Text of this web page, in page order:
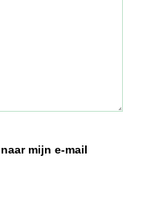
mijn e-mail